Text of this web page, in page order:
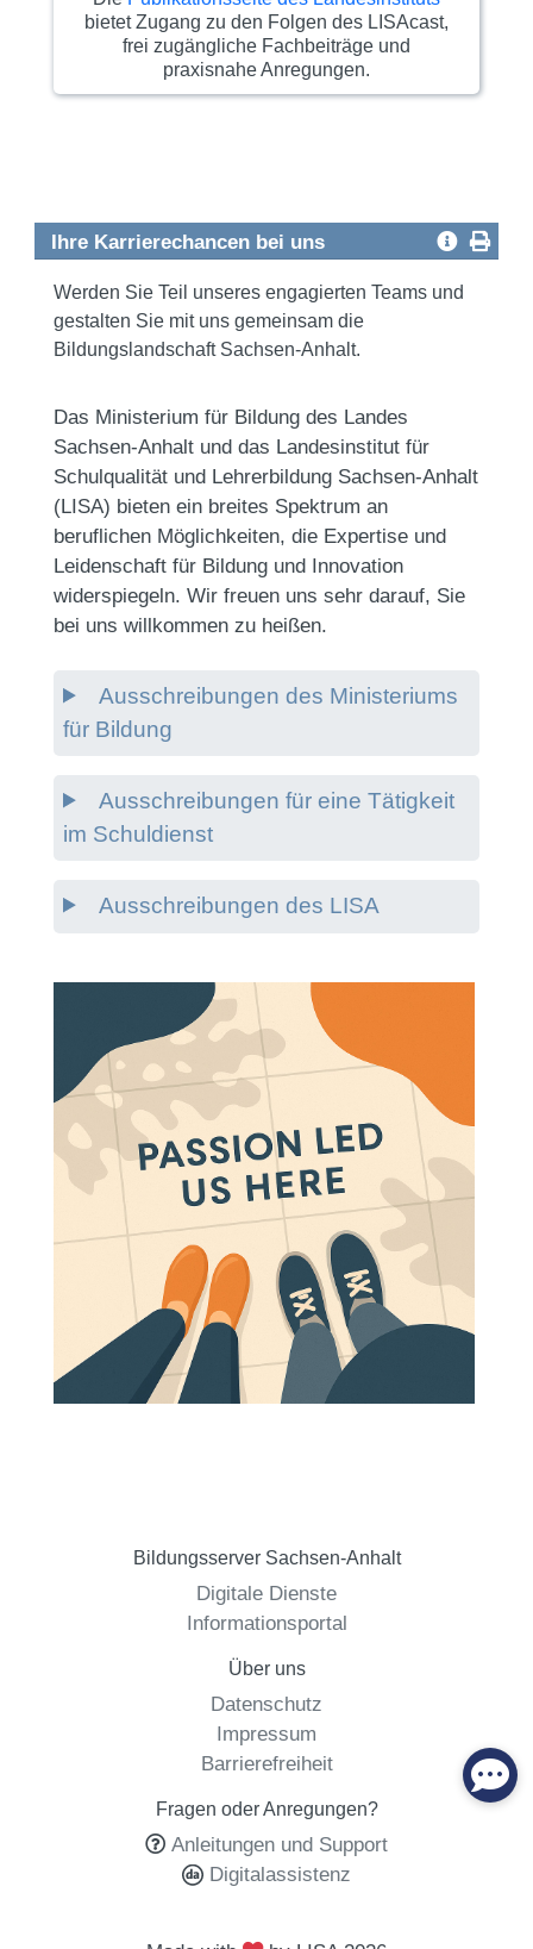
bietet Zugang zu den Folgen des LISAcast,
frei zugängliche Fachbeiträge und
praxisnahe Anregungen.
Ihre Karrierechancen bei uns
Werden Sie Teil unseres engagierten Teams und
gestalten Sie mit uns gemeinsam die
Bildungslandschaft Sachsen-Anhalt.
Das Ministerium für Bildung des Landes
Sachsen-Anhalt und das Landesinstitut für
Schulqualität und Lehrerbildung Sachsen-Anhalt
(LISA) bieten ein breites Spektrum an
beruflichen Möglichkeiten, die Expertise und
Leidenschaft für Bildung und Innovation
widerspiegeln. Wir freuen uns sehr darauf, Sie
bei uns willkommen zu heißen.
Ausschreibungen des Ministeriums
für Bildung
Ausschreibungen für eine Tätigkeit
im Schuldienst
Ausschreibungen des LISA
Bildungsserver Sachsen-Anhalt
Digitale Dienste
Informationsportal
Über uns
Datenschutz
Impressum
Barrierefreiheit
Fragen oder Anregungen?
Anleitungen und Support
Digitalassistenz